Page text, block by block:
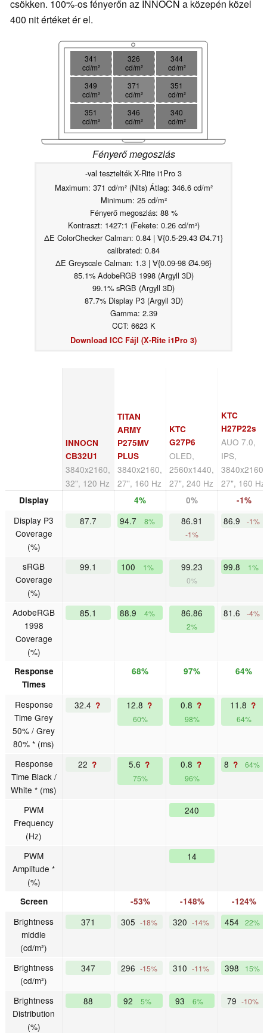
csökken. 100%-os fényerőn az INNOCN a közepén közel
400 nit értéket ér el.
341
cd/m²
326
cd/m²
344
cd/m²
349
cd/m²
371
cd/m²
351
cd/m²
351
cd/m²
346
cd/m²
340
cd/m²
Fényerő megoszlás
-val tesztelték X-Rite i1Pro 3
Maximum: 371 cd/m² (Nits) Átlag: 346.6 cd/m²
Minimum: 25 cd/m²
Fényerő megoszlás: 88 %
Kontraszt: 1427:1 (Fekete: 0.26 cd/m²)
ΔE ColorChecker Calman: 0.84 | ∀{0.5-29.43 Ø4.71}
calibrated: 0.84
ΔE Greyscale Calman: 1.3 | ∀{0.09-98 Ø4.96}
85.1% AdobeRGB 1998 (Argyll 3D)
99.1% sRGB (Argyll 3D)
87.7% Display P3 (Argyll 3D)
Gamma: 2.39
CCT: 6623 K
Download ICC Fájl (X-Rite i1Pro 3)
INNOCN
CB32U1
3840x2160,
32", 120 Hz
TITAN
ARMY
P275MV
PLUS
3840x2160,
27", 160 Hz
KTC
G27P6
OLED,
2560x1440,
27", 240 Hz
KTC
H27P22s
AUO 7.0,
IPS,
3840x2160,
27", 160 Hz
Display 4% 0% -1%
Display P3
Coverage
(%)
87.7 94.7 8% 86.91
-1%
86.9 -1%
sRGB
Coverage
(%)
99.1 100 1% 99.23
0%
99.8 1%
AdobeRGB
1998
Coverage
(%)
85.1 88.9 4% 86.86
2%
81.6 -4%
Response
Times
68% 97% 64%
Response
Time Grey
50% / Grey
80% * (ms)
32.4 ? 12.8 ?
60%
0.8 ?
98%
11.8 ?
64%
Response
Time Black /
White * (ms)
22 ? 5.6 ?
75%
0.8 ?
96%
8 ? 64%
PWM
Frequency
(Hz)
240
PWM
Amplitude *
(%)
14
Screen -53% -148% -124%
Brightness
middle
(cd/m²)
371 305 -18% 320 -14% 454 22%
Brightness
(cd/m²)
347 296 -15% 310 -11% 398 15%
Brightness
Distribution
(%)
88 92 5% 93 6% 79 -10%